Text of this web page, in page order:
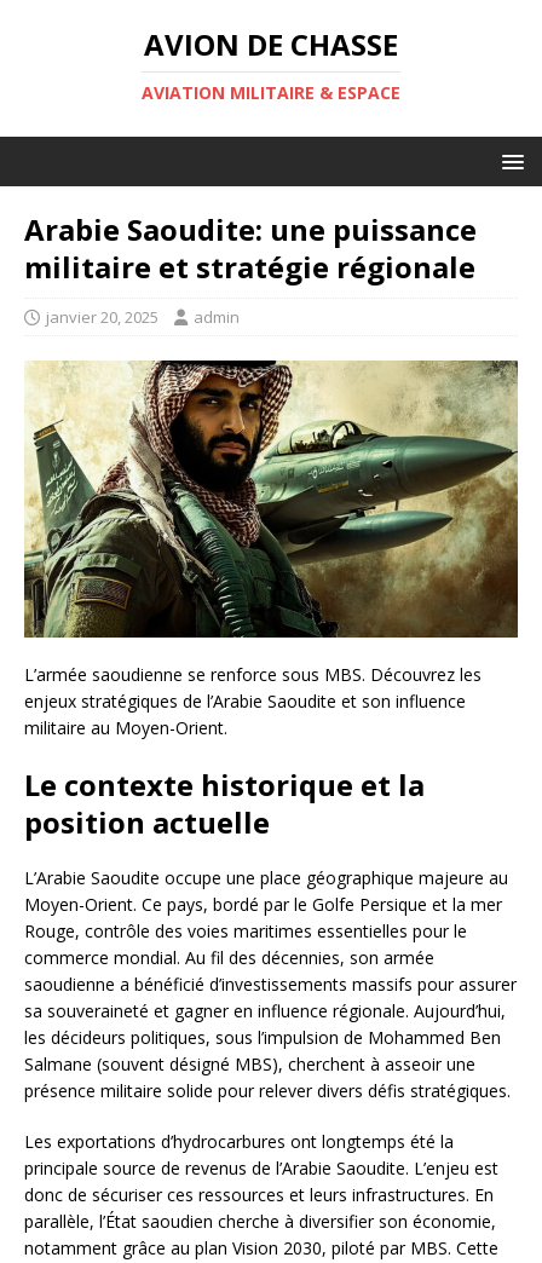
AVION DE CHASSE
AVIATION MILITAIRE & ESPACE
Arabie Saoudite: une puissance
militaire et stratégie régionale
janvier 20, 2025 admin
L’armée saoudienne se renforce sous MBS. Découvrez les
enjeux stratégiques de l’Arabie Saoudite et son influence
militaire au Moyen-Orient.
Le contexte historique et la
position actuelle
L’Arabie Saoudite occupe une place géographique majeure au
Moyen-Orient. Ce pays, bordé par le Golfe Persique et la mer
Rouge, contrôle des voies maritimes essentielles pour le
commerce mondial. Au fil des décennies, son armée
saoudienne a bénéficié d’investissements massifs pour assurer
sa souveraineté et gagner en influence régionale. Aujourd’hui,
les décideurs politiques, sous l’impulsion de Mohammed Ben
Salmane (souvent désigné MBS), cherchent à asseoir une
présence militaire solide pour relever divers défis stratégiques.
Les exportations d’hydrocarbures ont longtemps été la
principale source de revenus de l’Arabie Saoudite. L’enjeu est
donc de sécuriser ces ressources et leurs infrastructures. En
parallèle, l’État saoudien cherche à diversifier son économie,
notamment grâce au plan Vision 2030, piloté par MBS. Cette